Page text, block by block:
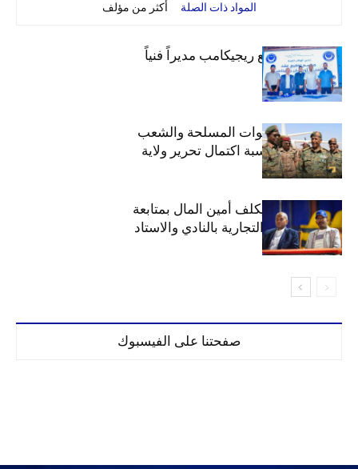
المواد ذات الصلة أكثر من مؤلف
الهلال يتعاقد مع ريجيكامب مديراً فنياً
الهلال يهنئ القوات المسلحة والشعب
السوداني بمناسبة اكتمال تحرير ولاية
الخرطوم
مجلس الهلال يكلف أمين المال بمتابعة
ملف المحلات التجارية بالنادي والاستاد
صفحتنا على الفيسبوك